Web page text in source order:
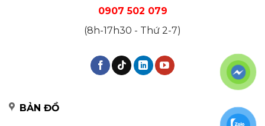
0907 502 079
(8h-17h30 - Thứ 2-7)
BẢN ĐỒ